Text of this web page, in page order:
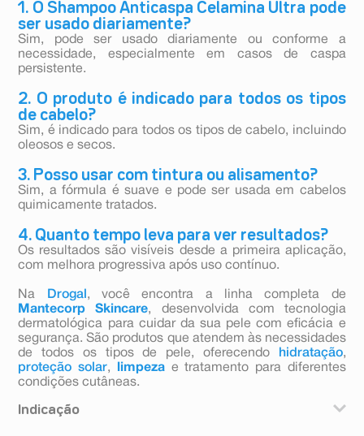
1. O Shampoo Anticaspa Celamina Ultra pode
ser usado diariamente?
Sim, pode ser usado diariamente ou conforme a
necessidade, especialmente em casos de caspa
persistente.
2. O produto é indicado para todos os tipos
de cabelo?
Sim, é indicado para todos os tipos de cabelo, incluindo
oleosos e secos.
3. Posso usar com tintura ou alisamento?
Sim, a fórmula é suave e pode ser usada em cabelos
quimicamente tratados.
4. Quanto tempo leva para ver resultados?
Os resultados são visíveis desde a primeira aplicação,
com melhora progressiva após uso contínuo.
Na Drogal , você encontra a linha completa de
Mantecorp Skincare, desenvolvida com tecnologia
dermatológica para cuidar da sua pele com eficácia e
segurança. São produtos que atendem às necessidades
de todos os tipos de pele, oferecendo
hidratação,
proteção solar, limpeza e tratamento para diferentes
condições cutâneas.
Indicação